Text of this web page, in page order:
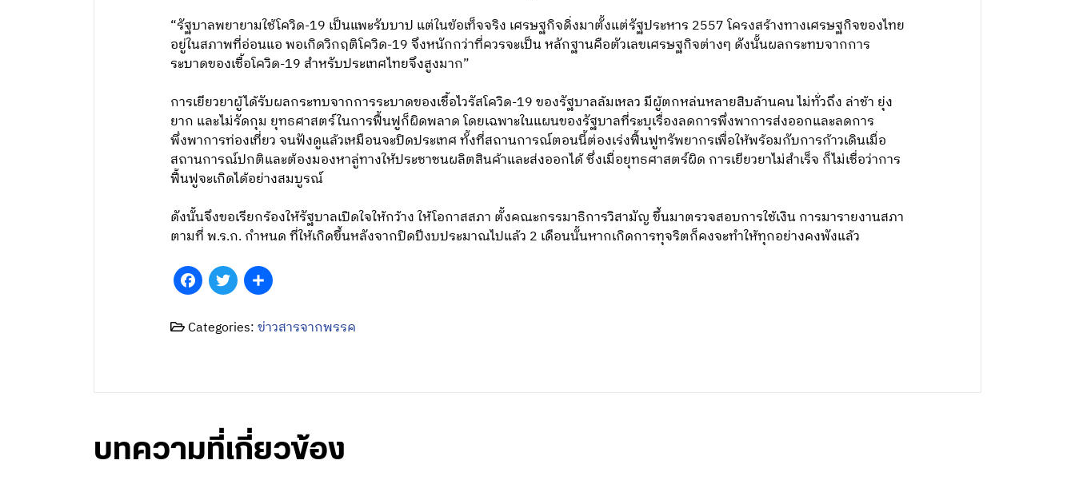
“รัฐบาลพยายามใช้โควิด-19 เป็นแพะรับบาป แต่ในข้อเท็จจริง เศรษฐกิจดิ่งมาตั้งแต่รัฐประหาร 2557 โครงสร้างทางเศรษฐกิจของไทย
อยู่ในสภาพที่อ่อนแอ พอเกิดวิกฤติโควิด-19 จึงหนักกว่าที่ควรจะเป็น หลักฐานคือตัวเลขเศรษฐกิจต่างๆ ดังนั้นผลกระทบจากการ
ระบาดของเชื้อโควิด-19 สำหรับประเทศไทยจึงสูงมาก”
การเยียวยาผู้ได้รับผลกระทบจากการระบาดของเชื้อไวรัสโควิด-19 ของรัฐบาลล้มเหลว มีผู้ตกหล่นหลายสิบล้านคน ไม่ทั่วถึง ล่าช้า ยุ่ง
ยาก และไม่รัดกุม ยุทธศาสตร์ในการฟื้นฟูก็ผิดพลาด โดยเฉพาะในแผนของรัฐบาลที่ระบุเรื่องลดการพึ่งพาการส่งออกและลดการ
พึ่งพาการท่องเที่ยว จนฟังดูแล้วเหมือนจะปิดประเทศ ทั้งที่สถานการณ์ตอนนี้ต่องเร่งฟื้นฟูทรัพยากรเพื่อให้พร้อมกับการก้าวเดินเมื่อ
สถานการณ์ปกติและต้องมองหาลู่ทางให้ประชาชนผลิตสินค้าและส่งออกได้ ซึ่งเมื่อยุทธศาสตร์ผิด การเยียวยาไม่สำเร็จ ก็ไม่เชื่อว่าการ
ฟื้นฟูจะเกิดได้อย่างสมบูรณ์
ดังนั้นจึงขอเรียกร้องให้รัฐบาลเปิดใจให้กว้าง ให้โอกาสสภา ตั้งคณะกรรมาธิการวิสามัญ ขึ้นมาตรวจสอบการใช้เงิน การมารายงานสภา
ตามที่ พ.ร.ก. กำหนด ที่ให้เกิดขึ้นหลังจากปิดปีงบประมาณไปแล้ว 2 เดือนนั้นหากเกิดการทุจริตก็คงจะทำให้ทุกอย่างคงพังแล้ว
Facebook
TwitterShare
Categories:ข่าวสารจากพรรค
บทความที่เกี่ยวข้อง